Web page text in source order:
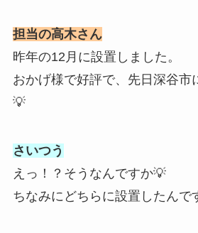
担当の高木さん
昨年の12月に設置しました。
おかげ様で好評で、先日深谷市
💡
さいつう
えっ！？そうなんですか💡
ちなみにどちらに設置したんで